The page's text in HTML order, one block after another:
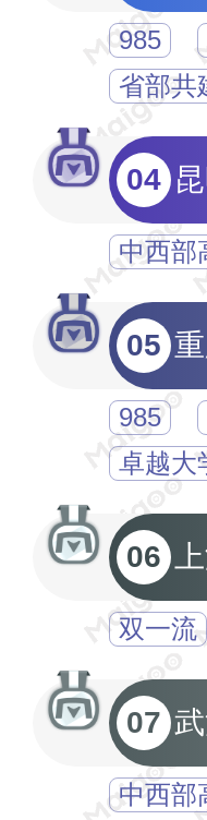
985
省部共
04
中西部
05
985
卓越大
06
双一流
07
中西部